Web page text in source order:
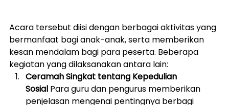
Acara tersebut diisi dengan berbagai aktivitas yang
bermanfaat bagi anak-anak, serta memberikan
kesan mendalam bagi para peserta. Beberapa
kegiatan yang dilaksanakan antara lain:
Ceramah Singkat tentang Kepedulian
Sosial Para guru dan pengurus memberikan
penjelasan mengenai pentingnya berbagi